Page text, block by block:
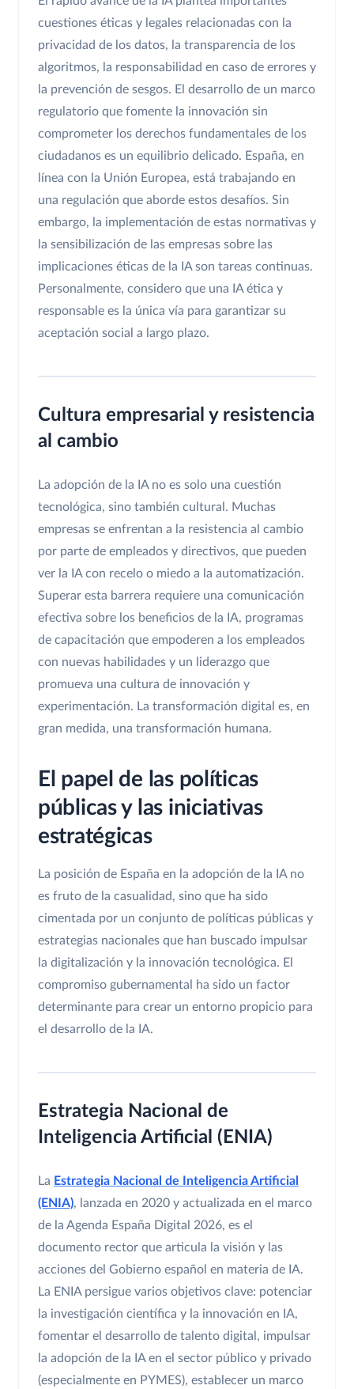
cuestiones éticas y legales relacionadas con la
privacidad de los datos, la transparencia de los
algoritmos, la responsabilidad en caso de errores y
la prevención de sesgos. El desarrollo de un marco
regulatorio que fomente la innovación sin
comprometer los derechos fundamentales de los
ciudadanos es un equilibrio delicado. España, en
línea con la Unión Europea, está trabajando en
una regulación que aborde estos desafíos. Sin
embargo, la implementación de estas normativas y
la sensibilización de las empresas sobre las
implicaciones éticas de la IA son tareas continuas.
Personalmente, considero que una IA ética y
responsable es la única vía para garantizar su
aceptación social a largo plazo.
Cultura empresarial y resistencia
al cambio
La adopción de la IA no es solo una cuestión
tecnológica, sino también cultural. Muchas
empresas se enfrentan a la resistencia al cambio
por parte de empleados y directivos, que pueden
ver la IA con recelo o miedo a la automatización.
Superar esta barrera requiere una comunicación
efectiva sobre los beneficios de la IA, programas
de capacitación que empoderen a los empleados
con nuevas habilidades y un liderazgo que
promueva una cultura de innovación y
experimentación. La transformación digital es, en
gran medida, una transformación humana.
El papel de las políticas
públicas y las iniciativas
estratégicas
La posición de España en la adopción de la IA no
es fruto de la casualidad, sino que ha sido
cimentada por un conjunto de políticas públicas y
estrategias nacionales que han buscado impulsar
la digitalización y la innovación tecnológica. El
compromiso gubernamental ha sido un factor
determinante para crear un entorno propicio para
el desarrollo de la IA.
Estrategia Nacional de
Inteligencia Artificial (ENIA)
La Estrategia Nacional de Inteligencia Artificial
(ENIA), lanzada en 2020 y actualizada en el marco
de la Agenda España Digital 2026, es el
documento rector que articula la visión y las
acciones del Gobierno español en materia de IA.
La ENIA persigue varios objetivos clave: potenciar
la investigación científica y la innovación en IA,
fomentar el desarrollo de talento digital, impulsar
la adopción de la IA en el sector público y privado
(especialmente en PYMES), establecer un marco